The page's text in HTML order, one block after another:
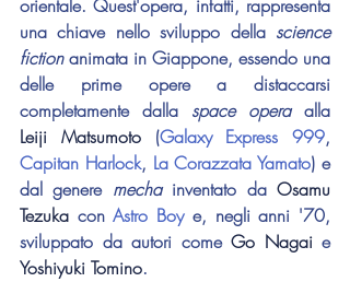
orientale. Quest'opera, infatti, rappresenta
una chiave nello sviluppo della science
fiction animata in Giappone, essendo una
delle prime opere a distaccarsi
completamente dalla space opera
Leiji Matsumoto (Galaxy Express 999
Capitan Harlock, La Corazzata Yamato) e
dal genere mecha inventato da Osamu
Tezuka con Astro Boy e, negli anni '70,
sviluppato da autori come Go Nagai
e
Yoshiyuki Tomino.